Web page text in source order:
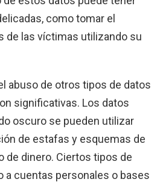
como tomar el
de las víctimas utilizando su
abuso de otros tipos de datos
significativas. Los datos
oscuro se pueden utilizar
de estafas y esquemas de
de dinero. Ciertos tipos de
a cuentas personales o bases